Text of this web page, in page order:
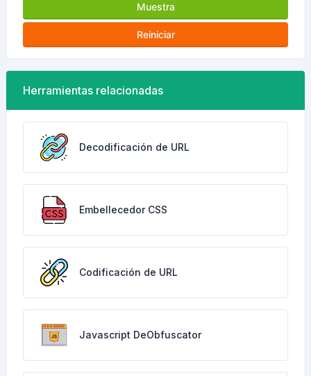
Muestra
Reiniciar
Herramientas relacionadas
Decodificación de URL
Embellecedor CSS
Codificación de URL
Javascript DeObfuscator